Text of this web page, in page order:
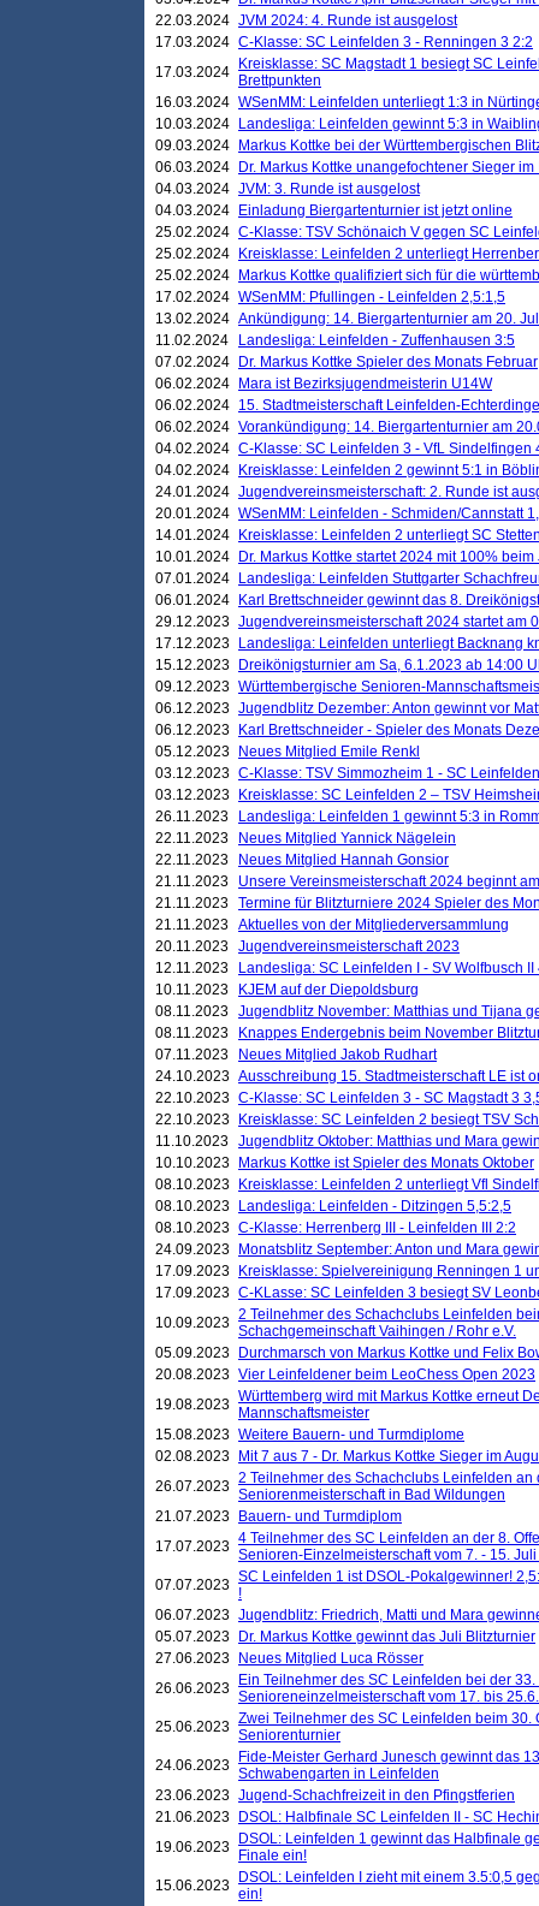
22.03.2024 JVM 2024: 4. Runde ist ausgelost
17.03.2024 C-Klasse: SC Leinfelden 3 - Renningen 3 2:2
17.03.2024
Kreisklasse: SC Magstadt 1 besiegt SC
Brettpunkten
16.03.2024 WSenMM: Leinfelden unterliegt 1:3 in
10.03.2024
Landesliga: Leinfelden gewinnt 5:3 in
09.03.2024
Markus Kottke bei der Württembergischen
06.03.2024
Dr. Markus Kottke unangefochtener Sieger
04.03.2024 JVM: 3. Runde ist ausgelost
04.03.2024
Einladung Biergartenturnier ist jetzt online
25.02.2024 C-Klasse: TSV Schönaich V gegen SC
25.02.2024
Kreisklasse: Leinfelden 2 unterliegt
25.02.2024
Markus Kottke qualifiziert sich für die
17.02.2024 WSenMM: Pfullingen - Leinfelden 2,5:1,5
13.02.2024 Ankündigung: 14. Biergartenturnier am 20.
11.02.2024
Landesliga: Leinfelden - Zuffenhausen 3:5
07.02.2024
Dr. Markus Kottke Spieler des Monats Februar
06.02.2024
Mara ist Bezirksjugendmeisterin U14W
06.02.2024 15. Stadtmeisterschaft Leinfelden-
06.02.2024 Vorankündigung: 14. Biergartenturnier am
04.02.2024 C-Klasse: SC Leinfelden 3 - VfL Sindelfingen
04.02.2024
Kreisklasse: Leinfelden 2 gewinnt 5:1 in
24.01.2024 Jugendvereinsmeisterschaft: 2. Runde ist
20.01.2024 WSenMM: Leinfelden - Schmiden/Cannstatt
14.01.2024
Kreisklasse: Leinfelden 2 unterliegt SC
10.01.2024
Dr. Markus Kottke startet 2024 mit 100%
07.01.2024
Landesliga: Leinfelden Stuttgarter
06.01.2024
Karl Brettschneider gewinnt das 8.
29.12.2023 Jugendvereinsmeisterschaft 2024 startet am
17.12.2023
Landesliga: Leinfelden unterliegt Backnang
15.12.2023
Dreikönigsturnier am Sa, 6.1.2023 ab 14:00
09.12.2023 Württembergische Senioren-
06.12.2023 Jugendblitz Dezember: Anton gewinnt vor
06.12.2023
Karl Brettschneider - Spieler des Monats
05.12.2023
Neues Mitglied Emile Renkl
03.12.2023 C-Klasse: TSV Simmozheim 1 - SC
03.12.2023
Kreisklasse: SC Leinfelden 2 – TSV
26.11.2023
Landesliga: Leinfelden 1 gewinnt 5:3 in
22.11.2023
Neues Mitglied Yannick Nägelein
22.11.2023
Neues Mitglied Hannah Gonsior
21.11.2023
Unsere Vereinsmeisterschaft 2024 beginnt
21.11.2023 Termine für Blitzturniere 2024 Spieler des
21.11.2023 Aktuelles von der Mitgliederversammlung
20.11.2023 Jugendvereinsmeisterschaft 2023
12.11.2023
Landesliga: SC Leinfelden I - SV Wolfbusch II
10.11.2023
KJEM auf der Diepoldsburg
08.11.2023 Jugendblitz November: Matthias und Tijana
08.11.2023
Knappes Endergebnis beim November
07.11.2023
Neues Mitglied Jakob Rudhart
24.10.2023 Ausschreibung 15. Stadtmeisterschaft LE ist
22.10.2023 C-Klasse: SC Leinfelden 3 - SC Magstadt 3
22.10.2023
Kreisklasse: SC Leinfelden 2 besiegt TSV
11.10.2023 Jugendblitz Oktober: Matthias und Mara
10.10.2023
Markus Kottke ist Spieler des Monats Oktober
08.10.2023
Kreisklasse: Leinfelden 2 unterliegt Vfl
08.10.2023
Landesliga: Leinfelden - Ditzingen 5,5:2,5
08.10.2023 C-Klasse: Herrenberg III - Leinfelden III 2:2
24.09.2023
Monatsblitz September: Anton und Mara
17.09.2023
Kreisklasse: Spielvereinigung Renningen 1
17.09.2023 C-KLasse: SC Leinfelden 3 besiegt SV
10.09.2023 2 Teilnehmer des Schachclubs Leinfelden
Schachgemeinschaft Vaihingen / Rohr e.V.
05.09.2023
Durchmarsch von Markus Kottke und Felix
20.08.2023 Vier Leinfeldener beim LeoChess Open 2023
19.08.2023 Württemberg wird mit Markus Kottke erneut
Mannschaftsmeister
15.08.2023 Weitere Bauern- und Turmdiplome
02.08.2023
Mit 7 aus 7 - Dr. Markus Kottke Sieger im
26.07.2023 2 Teilnehmer des Schachclubs Leinfelden an
Seniorenmeisterschaft in Bad Wildungen
21.07.2023
Bauern- und Turmdiplom
17.07.2023 4 Teilnehmer des SC Leinfelden an der 8.
Senioren-Einzelmeisterschaft vom 7. - 15.
07.07.2023 SC Leinfelden 1 ist DSOL-Pokalgewinner!
!
06.07.2023 Jugendblitz: Friedrich, Matti und Mara
05.07.2023
Dr. Markus Kottke gewinnt das Juli Blitzturnier
27.06.2023
Neues Mitglied Luca Rösser
26.06.2023
Ein Teilnehmer des SC Leinfelden bei der
Senioreneinzelmeisterschaft vom 17. bis
25.06.2023 Zwei Teilnehmer des SC Leinfelden beim
Seniorenturnier
24.06.2023
Fide-Meister Gerhard Junesch gewinnt das
Schwabengarten in Leinfelden
23.06.2023 Jugend-Schachfreizeit in den Pfingstferien
21.06.2023
DSOL: Halbfinale SC Leinfelden II - SC
19.06.2023
DSOL: Leinfelden 1 gewinnt das Halbfinale
Finale ein!
15.06.2023
DSOL: Leinfelden I zieht mit einem 3.5:0,5
ein!